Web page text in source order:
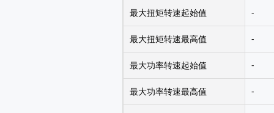
最大扭矩转速起始值 -
最大扭矩转速最高值 -
最大功率转速起始值 -
最大功率转速最高值 -